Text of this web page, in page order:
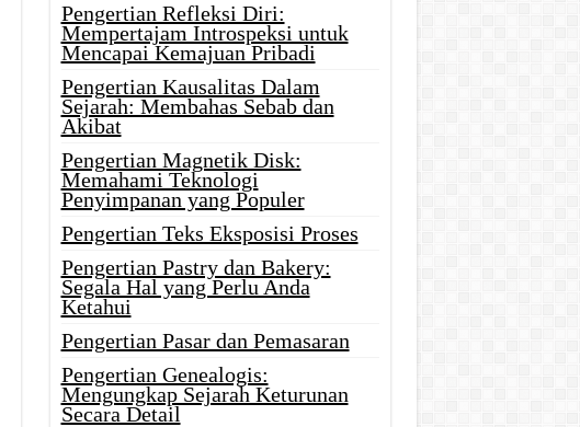
Pengertian Refleksi Diri:
Mempertajam Introspeksi untuk
Mencapai Kemajuan Pribadi
Pengertian Kausalitas Dalam
Sejarah: Membahas Sebab dan
Akibat
Pengertian Magnetik Disk:
Memahami Teknologi
Penyimpanan yang Populer
Pengertian Teks Eksposisi Proses
Pengertian Pastry dan Bakery:
Segala Hal yang Perlu Anda
Ketahui
Pengertian Pasar dan Pemasaran
Pengertian Genealogis:
Mengungkap Sejarah Keturunan
Secara Detail